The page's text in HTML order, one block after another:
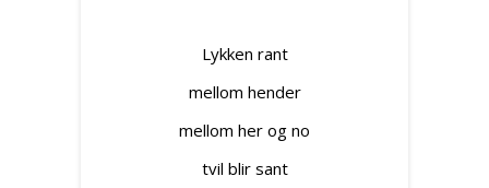
Lykken rant
mellom hender
mellom her og no
tvil blir sant